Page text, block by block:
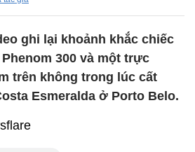
ghi lại khoảnh khắc chiếc
300 và một trực
trên không trong lúc cất
Esmeralda ở Porto Belo.